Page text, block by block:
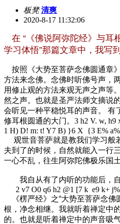
板凳 清爽
2020-8-17 11:32:06
在 “《佛说阿弥陀经》与耳
学习体悟”那篇文章中，我写到
按照《大势至菩萨念佛圆通章
方法来念佛。念佛时听佛号声，
用修止观的方法来观无声之声等
然之声。也就是圣严法师文摘说
会听见一种平稳悦耳的声音。 有
修耳根圆通的大门。 3 h2 V. w, h9
1 H) D! m: t! Y7 B) }6 X {3 E% a%
观世音菩萨就是教我们学习般
夫到了的时候，自然就能入一行
一心不乱，往生阿弥陀佛极乐国
我自从有了内听的功能后，自
2 v7 O0 q6 h2 @1 [7 k e9 k+
《楞严经》之“大势至菩萨念佛
根，净念相继。我就听着禅定中
的。也就是听着禅定中的声音吸